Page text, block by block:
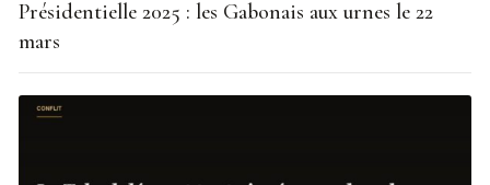
Présidentielle 2025 : les Gabonais aux urnes le 22
mars